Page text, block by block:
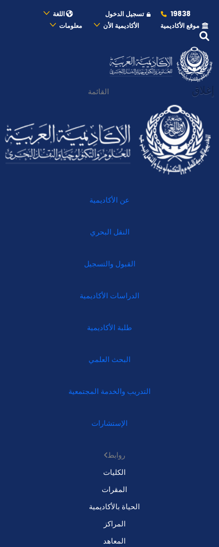
19838 تسجيل الدخول
اللغة
موقع الأكاديمية
الأكاديمية الأن معلومات
إغلاق القائمة
عن الأكاديمية
النقل البحري
القبول والتسجيل
الدراسات الأكاديمية
طلبة الأكاديمية
البحث العلمي
التدريب والخدمة المجتمعية
الإستشارات
روابط
الكليات
المقرات
الحياة بالأكاديمية
المراكز
المعاهد